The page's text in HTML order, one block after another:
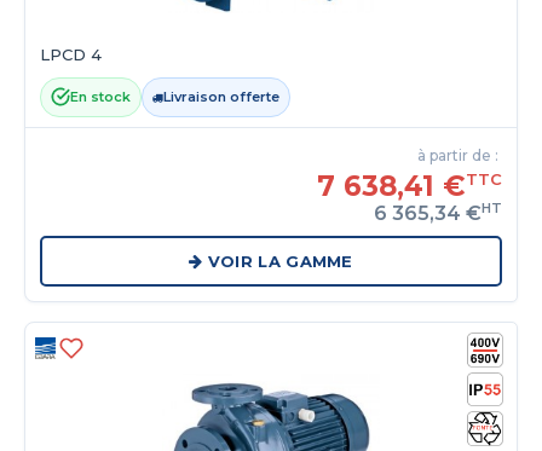
LPCD 4
En stock Livraison offerte
à partir de :
7 638,41 €TTC
6 365,34 €HT
VOIR LA GAMME